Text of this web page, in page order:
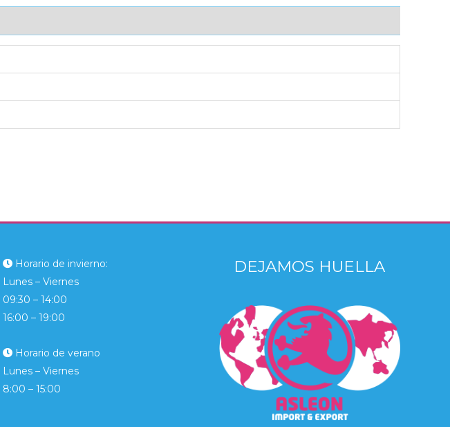
Horario de invierno:
Lunes – Viernes
09:30 – 14:00
16:00 – 19:00
Horario de verano
Lunes – Viernes
8:00 – 15:00
DEJAMOS HUELLA